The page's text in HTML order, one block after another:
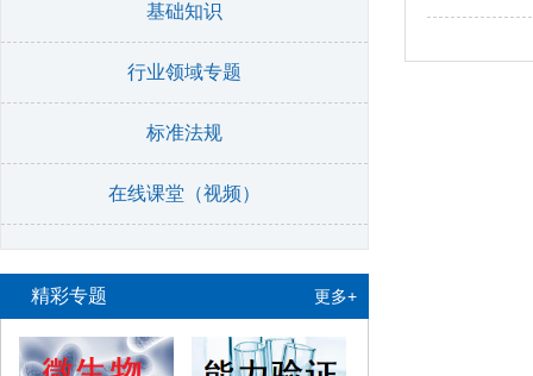
基础知识
行业领域专题
标准法规
在线课堂（视频）
精彩专题 更多+